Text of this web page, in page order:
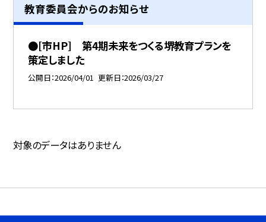
教育委員会からのお知らせ
●[市HP] 第4期未来をつくる堺教育プランを
策定しました
公開日 2026/04/01 更新日 2026/03/27
対象のデータはありません